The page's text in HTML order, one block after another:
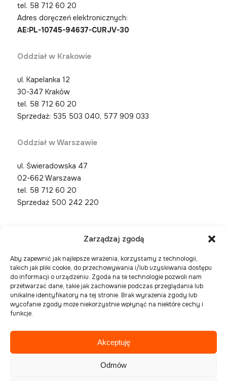
Zarządzaj zgodą
Aby zapewnić jak najlepsze wrażenia, korzystamy z technologii,
takich jak pliki cookie, do przechowywania i/lub uzyskiwania dostępu
do informacji o urządzeniu. Zgoda na te technologie pozwoli nam
przetwarzać dane, takie jak zachowanie podczas przeglądania lub
unikalne identyfikatory na tej stronie. Brak wyrażenia zgody lub
wycofanie zgody może niekorzystnie wpłynąć na niektóre cechy i
funkcje.
Akceptuję
Odmów
tel. 58 712 60 20
Adres doręczeń elektronicznych:
AE:PL-10745-94637-CURJV-30
Oddział w Krakowie
ul. Kapelanka 12
30-347 Kraków
tel. 58 712 60 20
Sprzedaż: 535 503 040, 577 909 033
Oddział w Warszawie
ul. Świeradowska 47
02-662 Warszawa
tel. 58 712 60 20
Sprzedaż 500 242 220
Spółka zarejestrowana w Sądzie Rejonowym Gdańsk
Północ, VIII Wydział Gospodarczy Krajowego
Rejestru Sądowego pod numerem KRS 0000394954,